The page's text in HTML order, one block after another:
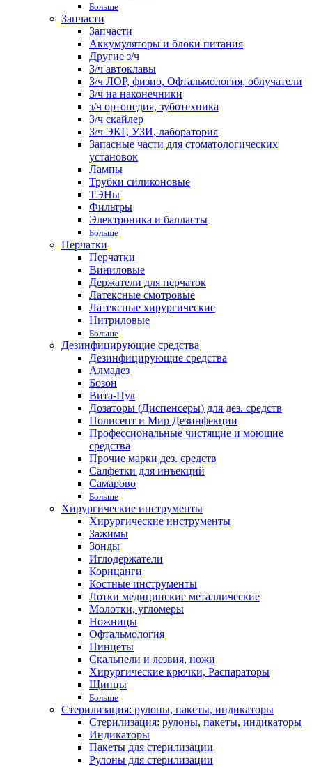
Больше
Запчасти
Запчасти
Аккумуляторы и блоки питания
Другие з/ч
З/ч автоклавы
З/ч ЛОР, физио, Офтальмология, облучатели
З/ч на наконечники
з/ч ортопедия, зуботехника
З/ч скайлер
З/ч ЭКГ, УЗИ, лаборатория
Запасные части для стоматологических
установок
Лампы
Трубки силиконовые
ТЭНы
Фильтры
Электроника и балласты
Больше
Перчатки
Перчатки
Виниловые
Держатели для перчаток
Латексные смотровые
Латексные хирургические
Нитриловые
Больше
Дезинфицирующие средства
Дезинфицирующие средства
Алмадез
Бозон
Вита-Пул
Дозаторы (Диспенсеры) для дез. средств
Полисепт и Мир Дезинфекции
Профессиональные чистящие и моющие
средства
Прочие марки дез. средств
Салфетки для инъекций
Самарово
Больше
Хирургические инструменты
Хирургические инструменты
Зажимы
Зонды
Иглодержатели
Корнцанги
Костные инструменты
Лотки медицинские металлические
Молотки, угломеры
Ножницы
Офтальмология
Пинцеты
Скальпели и лезвия, ножи
Хирургические крючки, Распараторы
Щипцы
Больше
Стерилизация: рулоны, пакеты, индикаторы
Стерилизация: рулоны, пакеты, индикаторы
Индикаторы
Пакеты для стерилизации
Рулоны для стерилизации